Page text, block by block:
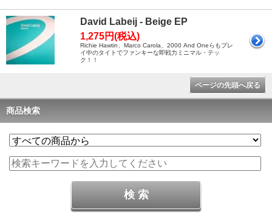
David Labeij - Beige EP
1,275円(税込)
Richie Hawtin、Marco Carola、2000 And Oneらもプレ
イ中のタイトでファンキーな即戦力ミニマル・テッ
ク！！
ページの先頭へ戻る
商品検索